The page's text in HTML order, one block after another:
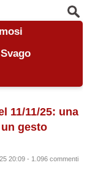
Svago
11/11/25: una
gesto
20:09 - 1.096 commenti